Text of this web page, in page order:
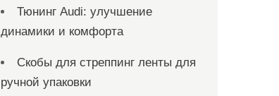
Тюнинг Audi: улучшение
динамики и комфорта
Скобы для стреппинг ленты для
ручной упаковки